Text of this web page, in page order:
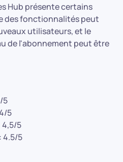
Hub présente certains
des fonctionnalités peut
utilisateurs, et le
de l'abonnement peut être
5
5
5
4.5/5